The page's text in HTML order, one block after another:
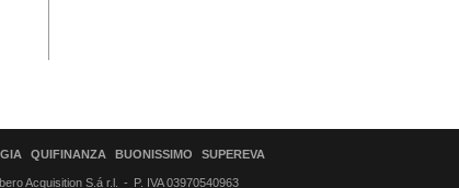
QUIFINANZA BUONISSIMO SUPEREVA
Acquisition S.á r.l. P. IVA 03970540963